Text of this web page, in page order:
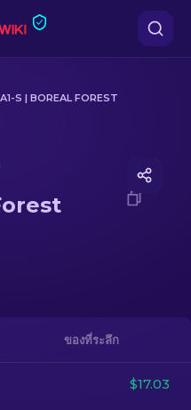
S | BOREAL FOREST
ของที่ระลึก
$17.03